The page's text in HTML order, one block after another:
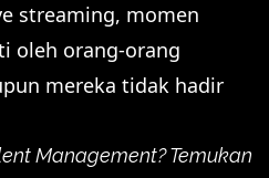
streaming, momen
oleh orang-orang
mereka tidak hadir
Management? Temukan